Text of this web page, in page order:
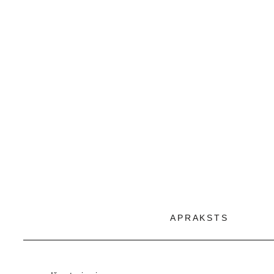
APRAKSTS